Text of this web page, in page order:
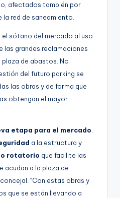
afectados también por
la red de saneamiento.
sótano del mercado al uso
las grandes reclamaciones
de abastos. No
del futuro parking se
las obras y de forma que
obtengan el mayor
etapa para el mercado,
a la estructura y
rotatorio que facilite las
acudan a la plaza de
“Con estas obras y
que se están llevando a